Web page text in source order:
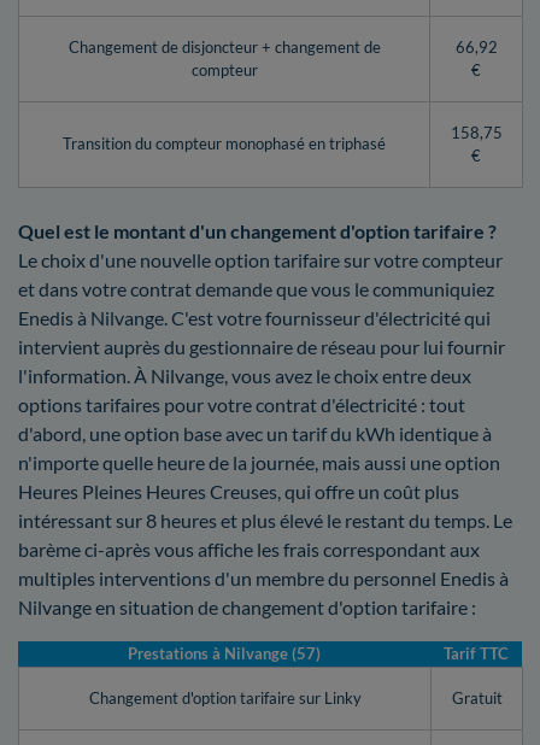
Changement de disjoncteur + changement de
compteur
66,92
€
Transition du compteur monophasé en triphasé
158,75
€
Quel est le montant d'un changement d'option tarifaire ?
Le choix d'une nouvelle option tarifaire sur votre compteur
et dans votre contrat demande que vous le communiquiez
Enedis à Nilvange. C'est votre fournisseur d'électricité qui
intervient auprès du gestionnaire de réseau pour lui fournir
l'information. À Nilvange, vous avez le choix entre deux
options tarifaires pour votre contrat d'électricité : tout
d'abord, une option base avec un tarif du kWh identique à
n'importe quelle heure de la journée, mais aussi une option
Heures Pleines Heures Creuses, qui offre un coût plus
intéressant sur 8 heures et plus élevé le restant du temps. Le
barème ci-après vous affiche les frais correspondant aux
multiples interventions d'un membre du personnel Enedis à
Nilvange en situation de changement d'option tarifaire :
Prestations à Nilvange (57) Tarif TTC
Changement d'option tarifaire sur Linky Gratuit